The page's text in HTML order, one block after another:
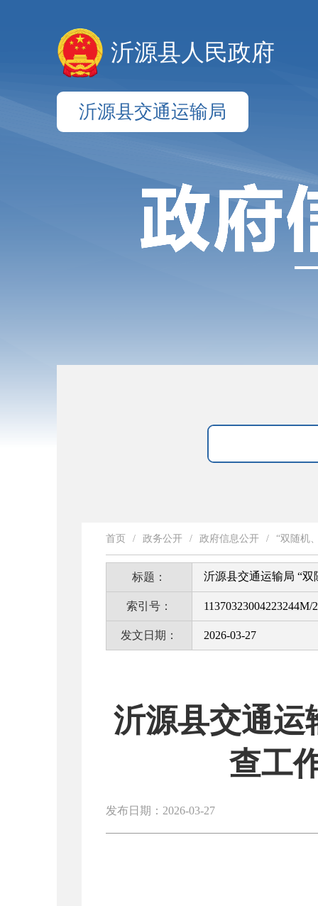
沂源县人民政府
沂源县交通运输局
首页 / 政务公开 / 政府信息公开 / “双随机
标题： 沂源县交通运输局 “双
索引号： 11370323004223244M/
发文日期： 2026-03-27
沂源县交通运
查工
发布日期：2026-03-27